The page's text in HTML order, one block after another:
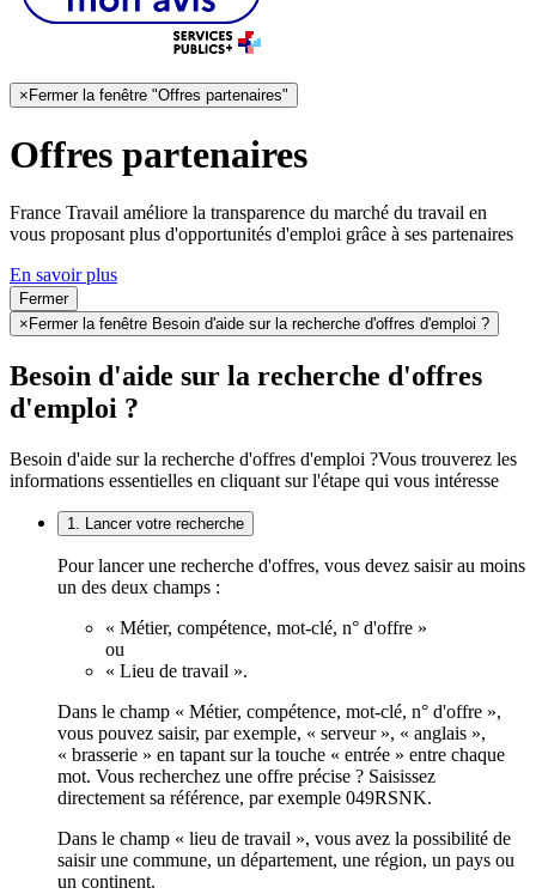
×Fermer la fenêtre "Offres partenaires"
Offres partenaires
France Travail améliore la transparence du marché du travail en
vous proposant plus d'opportunités d'emploi grâce à ses partenaires
En savoir plus
Fermer
× Fermer la fenêtre Besoin d'aide sur la recherche d'offres d'emploi ?
Besoin d'aide sur la recherche d'offres
d'emploi ?
Besoin d'aide sur la recherche d'offres d'emploi ?Vous trouverez les
informations essentielles en cliquant sur l'étape qui vous intéresse
1. Lancer votre recherche
Pour lancer une recherche d'offres, vous devez saisir au moins
un des deux champs :
« Métier, compétence, mot-clé, n° d'offre »
ou
« Lieu de travail ».
Dans le champ « Métier, compétence, mot-clé, n° d'offre »,
vous pouvez saisir, par exemple, « serveur », « anglais »,
« brasserie » en tapant sur la touche « entrée » entre chaque
mot. Vous recherchez une offre précise ? Saisissez
directement sa référence, par exemple 049RSNK.
Dans le champ « lieu de travail », vous avez la possibilité de
saisir une commune, un département, une région, un pays ou
un continent.